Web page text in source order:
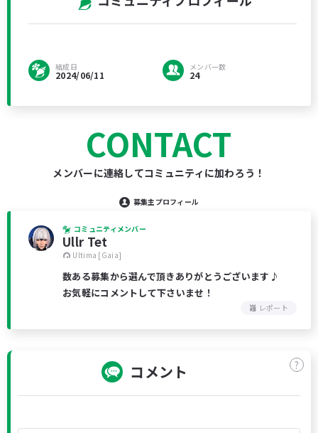
結成日
2024/06/11
メンバー数
24
CONTACT
メンバーに連絡してコミュニティに加わろう！
募集主プロフィール
コミュニティメンバー
Ullr Tet
Ultima [Gaia]
数ある募集から選んで頂きありがとうございます♪
お気軽にコメントして下さいませ！
レポート
コメント ?